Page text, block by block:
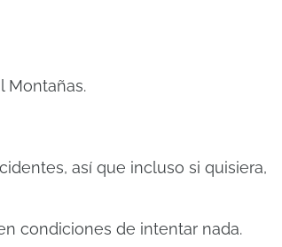
Montañas.
así que incluso si quisiera,
condiciones de intentar nada.